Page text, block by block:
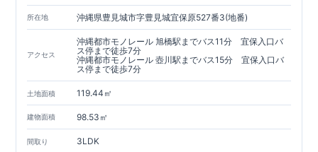
所在地 沖縄県豊見城市字豊見城宜保原527番3(地番)
アクセス
沖縄都市モノレール 旭橋駅までバス11分 宜保入口バ
ス停まで徒歩7分
沖縄都市モノレール 壺川駅までバス15分 宜保入口バ
ス停まで徒歩7分
土地面積 119.44㎡
建物面積 98.53㎡
間取り 3LDK